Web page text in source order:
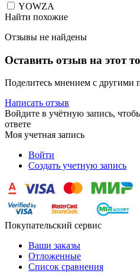
YOWZA
Найти похожие
Отзывы не найдены
Оставить отзыв на этот
Поделитесь мнением с другими
Написать отзыв
Войдите в учётную запись,
ответе
Моя учетная запись
Войти
Создать учетную запись
Покупательский сервис
Ваши заказы
Отложенные
Список сравнения